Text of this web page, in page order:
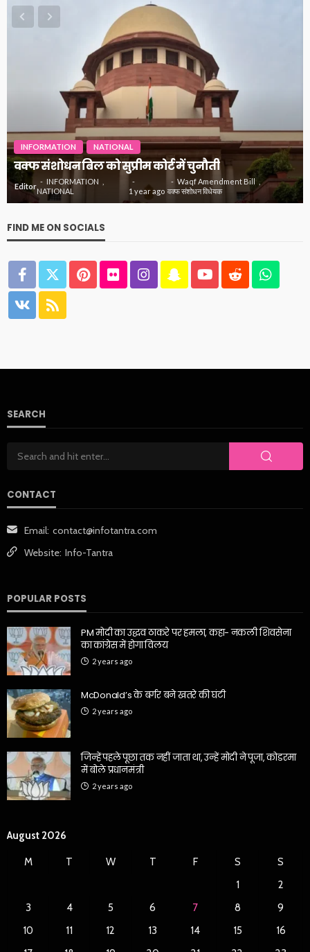
INFORMATION NATIONAL
वक्फ संशोधन बिल को सुप्रीम कोर्ट में चुनौती
Editor
INFORMATION
NATIONAL
1 year ago
Waqf Amendment Bill
वक्फ संशोधन विधेयक
FIND ME ON SOCIALS
SEARCH
CONTACT
Email: contact@infotantra.com
Website: Info-Tantra
POPULAR POSTS
PM मोदी का उद्धव ठाकरे पर हमला, कहा- नकली शिवसेना
का कांग्रेस में होगा विलय
2 years ago
McDonald’s के बर्गर बने खतरे की घंटी
2 years ago
जिन्हें पहले पूछा तक नहीं जाता था, उन्हें मोदी ने पूजा, कोडरमा
में बोले प्रधानमंत्री
2 years ago
August 2026
M T W T F S
S
1
2
3
4 5 6 7 8
9
10
11 12 13 14 15
16